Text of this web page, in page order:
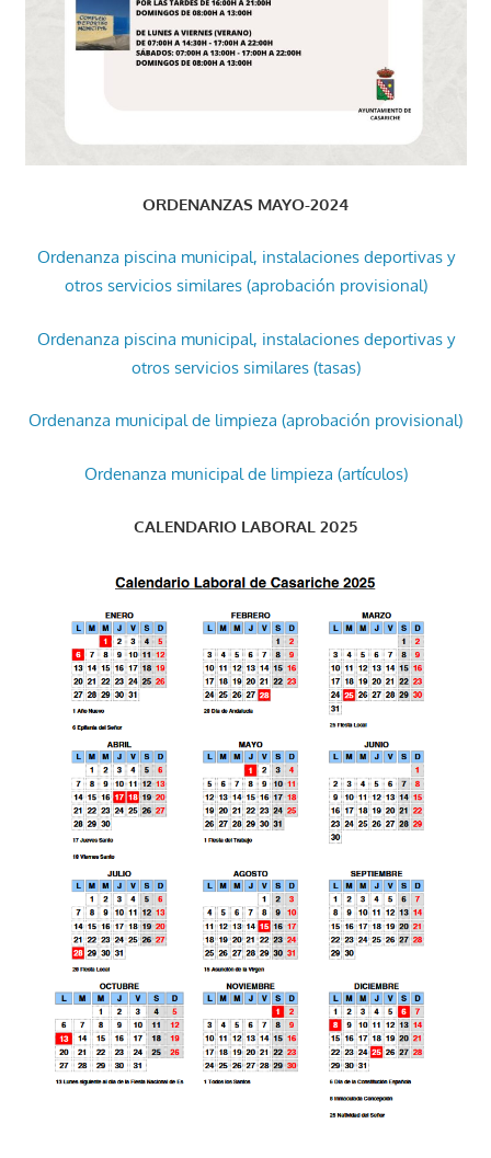
ORDENANZAS MAYO-2024
Ordenanza piscina municipal, instalaciones deportivas y
otros servicios similares (aprobación provisional)
Ordenanza piscina municipal, instalaciones deportivas y
otros servicios similares (tasas)
Ordenanza municipal de limpieza (aprobación provisional)
Ordenanza municipal de limpieza (artículos)
CALENDARIO LABORAL 2025